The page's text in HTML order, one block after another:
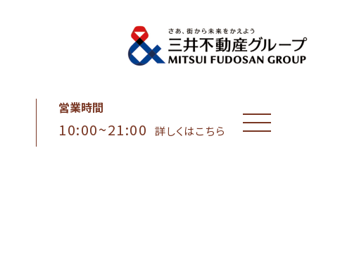
営業時間
10:00~21:00 詳しくはこちら MENU